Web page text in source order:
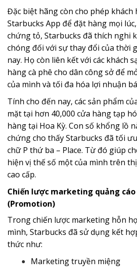
Đặc biệt hãng còn cho phép khách
Starbucks App để đặt hàng mọi
chứng tỏ, Starbucks đã thích nghi
chóng đối với sự thay đổi của thời
nay. Họ còn liên kết với các khách
hàng cà phê cho dân công sở để
của mình và tối đa hóa lợi nhuận
Tính cho đến nay, các sản phẩm
mặt tại hơn 40,000 cửa hàng tạp
hàng tại Hoa Kỳ. Con số khổng lồ
chứng cho thấy Starbucks đã tối
chữ P thứ ba – Place. Từ đó giúp
hiện vị thế số một của mình trên
cao cấp.
Chiến lược marketing quảng cáo
(Promotion)
Trong chiến lược marketing hỗn
mình, Starbucks đã sử dụng kết
thức như:
Marketing truyền miệng